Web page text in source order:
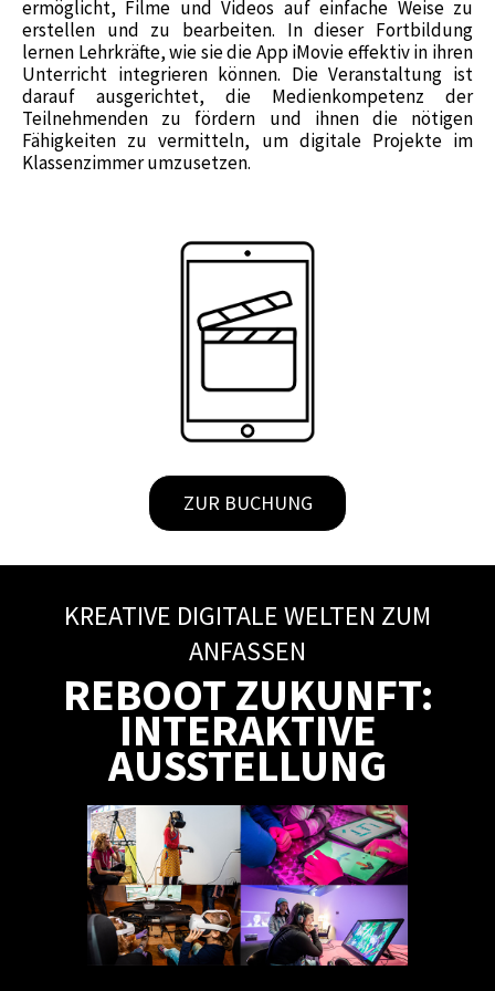
ermöglicht, Filme und Videos auf einfache Weise zu
erstellen und zu bearbeiten. In dieser Fortbildung
lernen Lehrkräfte, wie sie die App iMovie effektiv in ihren
Unterricht integrieren können. Die Veranstaltung ist
darauf ausgerichtet, die Medienkompetenz der
Teilnehmenden zu fördern und ihnen die nötigen
Fähigkeiten zu vermitteln, um digitale Projekte im
Klassenzimmer umzusetzen.
ZUR BUCHUNG
KREATIVE DIGITALE WELTEN ZUM
ANFASSEN
REBOOT ZUKUNFT:
INTERAKTIVE
AUSSTELLUNG